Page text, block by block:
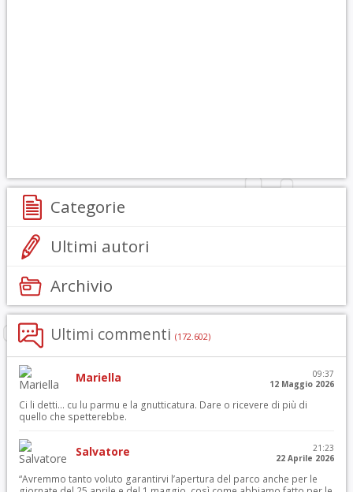
Categorie
Ultimi autori
Archivio
Ultimi commenti (172.602)
Mariella
09:37
12 Maggio 2026
Ci li detti… cu lu parmu e la gnutticatura. Dare o ricevere di più di
quello che spetterebbe.
Salvatore
21:23
22 Aprile 2026
“Avremmo tanto voluto garantirvi l’apertura del parco anche per le